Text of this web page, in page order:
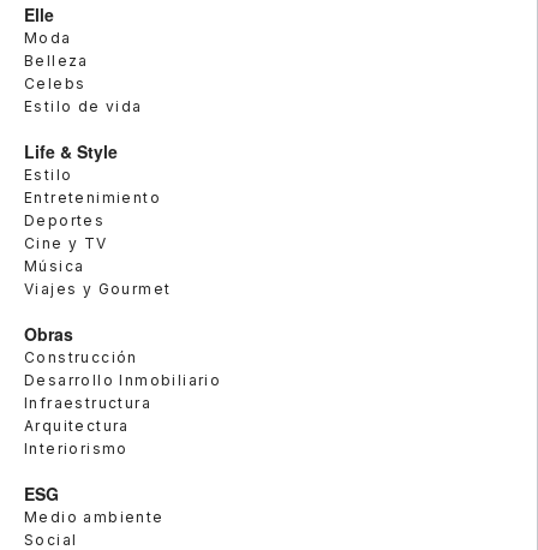
Elle
Moda
Belleza
Celebs
Estilo de vida
Life & Style
Estilo
Entretenimiento
Deportes
Cine y TV
Música
Viajes y Gourmet
Obras
Construcción
Desarrollo Inmobiliario
Infraestructura
Arquitectura
Interiorismo
ESG
Medio ambiente
Social